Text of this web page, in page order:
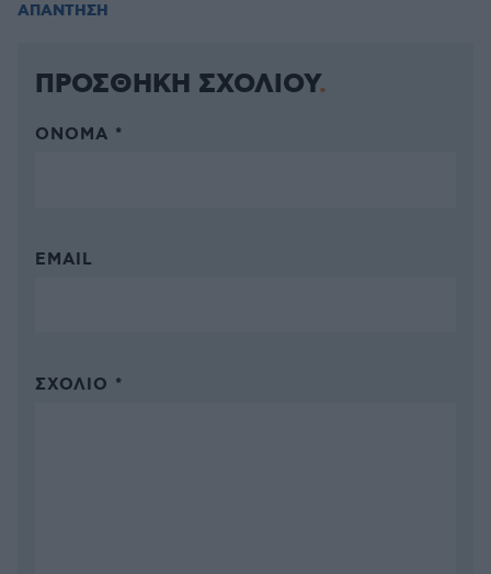
ΑΠΑΝΤΗΣΗ
ΠΡΟΣΘΗΚΗ ΣΧΟΛΙΟΥ
ΌΝΟΜΑ *
EMAIL
ΣΧΌΛΙΟ *